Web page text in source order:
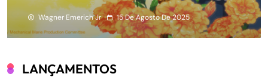
2025
Wagner Emerich Jr 15 De Agosto De 2025
LANÇAMENTOS